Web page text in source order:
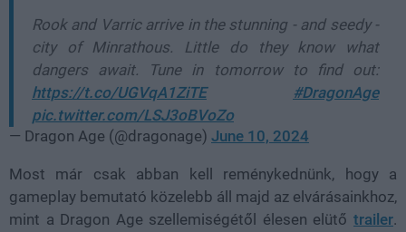
Rook and Varric arrive in the stunning - and seedy -
city of Minrathous. Little do they know what
dangers await. Tune in tomorrow to find out:
https://t.co/UGVqA1ZiTE
#DragonAge
pic.twitter.com/LSJ3oBVoZo
— Dragon Age (@dragonage) June 10, 2024
Most már csak abban kell reménykednünk, hogy a
gameplay bemutató közelebb áll majd az elvárásainkhoz,
mint a Dragon Age szellemiségétől élesen elütő trailer.